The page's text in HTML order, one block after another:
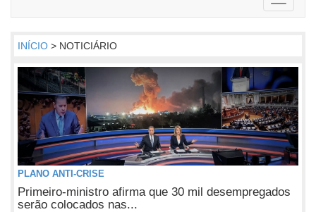
INÍCIO > NOTICIÁRIO
PLANO ANTI-CRISE
Primeiro-ministro afirma que 30 mil desempregados
serão colocados nas...